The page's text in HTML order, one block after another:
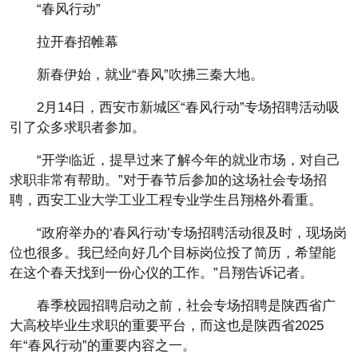
“春风行动”
拉开春招帷幕
新春伊始，就业“春风”吹拂三秦大地。
2月14日，西安市新城区“春风行动”专场招聘活动吸
引了众多求职者参加。
“开学临近，提早过来了解今年的就业市场，对自己
求职非常有帮助。”对于春节后参加的这场社会专场招
聘，西安工业大学工业工程专业学生吕翔格外看重。
“政府举办的‘春风行动’专场招聘活动很及时，现场岗
位也很多。我已经向好几个目标岗位投了简历，希望能
在这个春天找到一份心仪的工作。”吕翔告诉记者。
春季校园招聘启动之前，社会专场招聘是陕西省广
大高校毕业生求职的重要平台，而这也是陕西省2025
年“春风行动”的重要内容之一。